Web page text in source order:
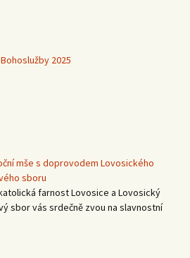
2025
mše s doprovodem Lovosického
sboru
farnost Lovosice a Lovosický
sbor vás srdečně zvou na slavnostní